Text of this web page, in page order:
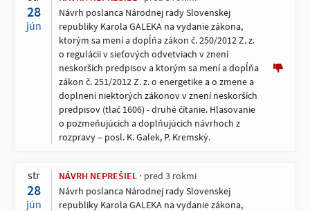
28
jún
Návrh poslanca Národnej rady Slovenskej
republiky Karola GALEKA na vydanie zákona,
ktorým sa mení a dopĺňa zákon č. 250/2012 Z. z.
o regulácii v sieťových odvetviach v znení
neskorších predpisov a ktorým sa mení a dopĺňa
zákon č. 251/2012 Z. z. o energetike a o zmene a
doplnení niektorých zákonov v znení neskorších
predpisov (tlač 1606) - druhé čítanie. Hlasovanie
o pozmeňujúcich a doplňujúcich návrhoch z
rozpravy – posl. K. Galek, P. Kremský.
str
28
jún
NÁVRH NEPREŠIEL
pred 3 rokmi
Návrh poslanca Národnej rady Slovenskej
republiky Karola GALEKA na vydanie zákona,